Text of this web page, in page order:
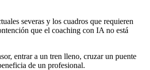
severas y los cuadros que requieren
que el coaching con IA no está
entrar a un tren lleno, cruzar un puente
de un profesional.